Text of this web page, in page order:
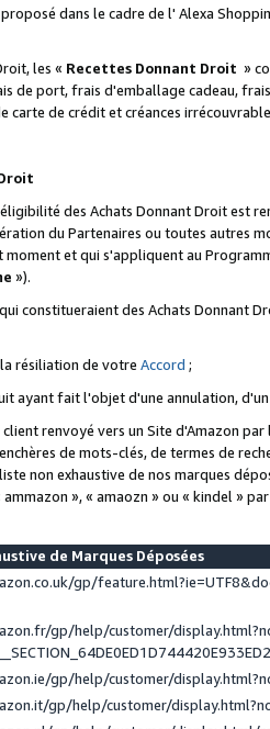
dans le cadre de l' Alexa
les « Recettes Donnant Droit »
de port, frais d'emballage cadeau,
carte de crédit et créances
des Achats Donnant Droit est
du Partenaires ou toutes autres
et qui s'appliquent au
»).
constitueraient des Achats Donnant
résiliation de votre Accord ;
ayant fait l'objet d'une annulation,
renvoyé vers un Site d'Amazon
de mots-clés, de termes de
non exhaustive de nos marques
», « amaozn » ou « kindel »
de Marques Déposées
gp/
gp/help/customer/
gp/help/customer/
gp/help/customer/